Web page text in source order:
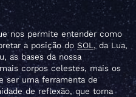
nos permite entender como
a posição do SOL, da Lua,
as bases da nossa
corpos celestes, mais os
ser uma ferramenta de
de reflexão, que torna